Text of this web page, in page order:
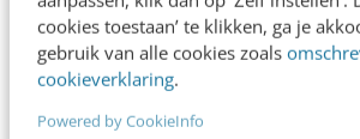
cookies toestaan’ te klikken, ga je
gebruik van alle cookies zoals
cookieverklaring.
Powered by CookieInfo
Lead Today heeft bij hun klant
Service succesvol een aantal
doorgevoerd ter verbetering van